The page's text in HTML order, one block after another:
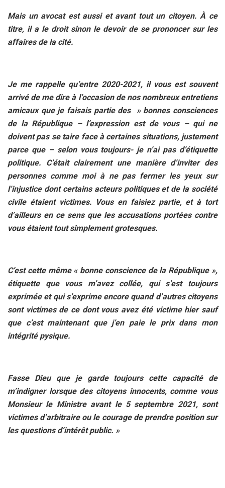
Mais un avocat est aussi et avant tout un citoyen. À ce
titre, il a le droit sinon le devoir de se prononcer sur les
affaires de la cité.
Je me rappelle qu’entre 2020-2021, il vous est souvent
arrivé de me dire à l’occasion de nos nombreux entretiens
amicaux que je faisais partie des » bonnes consciences
de la République – l’expression est de vous – qui ne
doivent pas se taire face à certaines situations, justement
parce que – selon vous toujours- je n’ai pas d’étiquette
politique. C’était clairement une manière d’inviter des
personnes comme moi à ne pas fermer les yeux sur
l’injustice dont certains acteurs politiques et de la société
civile étaient victimes. Vous en faisiez partie, et à tort
d’ailleurs en ce sens que les accusations portées contre
vous étaient tout simplement grotesques.
C’est cette même « bonne conscience de la République »,
étiquette que vous m’avez collée, qui s’est toujours
exprimée et qui s’exprime encore quand d’autres citoyens
sont victimes de ce dont vous avez été victime hier sauf
que c’est maintenant que j’en paie le prix dans mon
intégrité pysique.
Fasse Dieu que je garde toujours cette capacité de
m’indigner lorsque des citoyens innocents, comme vous
Monsieur le Ministre avant le 5 septembre 2021, sont
victimes d’arbitraire ou le courage de prendre position sur
les questions d’intérêt public. »